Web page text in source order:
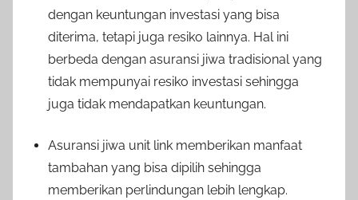
dengan keuntungan investasi yang bisa
diterima, tetapi juga resiko lainnya. Hal ini
berbeda dengan asuransi jiwa tradisional yang
tidak mempunyai resiko investasi sehingga
juga tidak mendapatkan keuntungan.
Asuransi jiwa unit link memberikan manfaat
tambahan yang bisa dipilih sehingga
memberikan perlindungan lebih lengkap.